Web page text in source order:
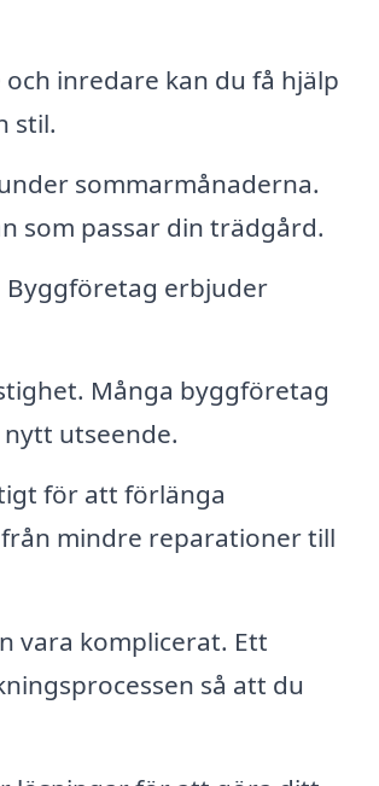
inredare kan du få hjälp
stil.
sommarmånaderna.
som passar din trädgård.
Byggföretag erbjuder
Många byggföretag
utseende.
för att förlänga
mindre reparationer till
vara komplicerat. Ett
så att du